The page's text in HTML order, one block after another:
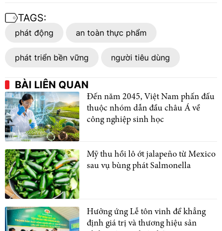
TAGS:
phát động an toàn thực phẩm
phát triển bền vững người tiêu dùng
BÀI LIÊN QUAN
Đến năm 2045, Việt Nam phấn đấu
thuộc nhóm dẫn đầu châu Á về
công nghiệp sinh học
Mỹ thu hồi lô ớt jalapeño từ Mexico
sau vụ bùng phát Salmonella
Hưởng ứng Lễ tôn vinh để khẳng
định giá trị và thương hiệu sản